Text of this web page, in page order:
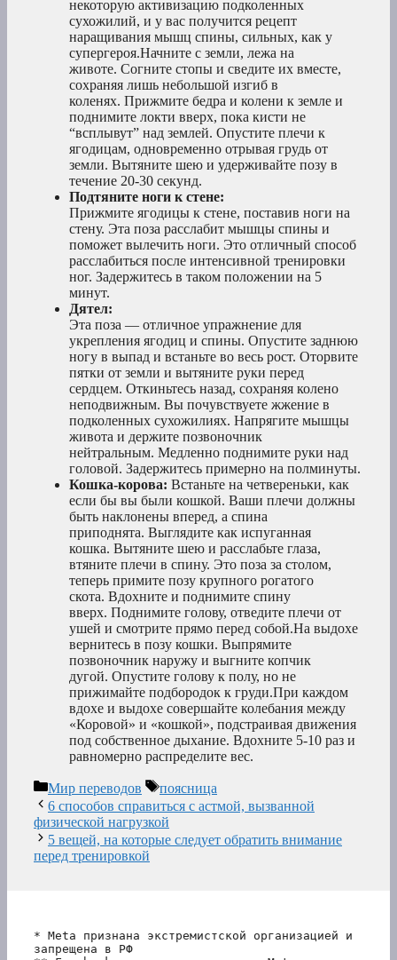
некоторую активизацию подколенных
сухожилий, и у вас получится рецепт
наращивания мышц спины, сильных, как у
супергероя.Начните с земли, лежа на
животе. Согните стопы и сведите их вместе,
сохраняя лишь небольшой изгиб в
коленях. Прижмите бедра и колени к земле и
поднимите локти вверх, пока кисти не
“всплывут” над землей. Опустите плечи к
ягодицам, одновременно отрывая грудь от
земли. Вытяните шею и удерживайте позу в
течение 20-30 секунд.
Подтяните ноги к стене:
Прижмите ягодицы к стене, поставив ноги на
стену. Эта поза расслабит мышцы спины и
поможет вылечить ноги. Это отличный способ
расслабиться после интенсивной тренировки
ног. Задержитесь в таком положении на 5
минут.
Дятел:
Эта поза — отличное упражнение для
укрепления ягодиц и спины. Опустите заднюю
ногу в выпад и встаньте во весь рост. Оторвите
пятки от земли и вытяните руки перед
сердцем. Откиньтесь назад, сохраняя колено
неподвижным. Вы почувствуете жжение в
подколенных сухожилиях. Напрягите мышцы
живота и держите позвоночник
нейтральным. Медленно поднимите руки над
головой. Задержитесь примерно на полминуты.
Кошка-корова: Встаньте на четвереньки, как
если бы вы были кошкой. Ваши плечи должны
быть наклонены вперед, а спина
приподнята. Выглядите как испуганная
кошка. Вытяните шею и расслабьте глаза,
втяните плечи в спину. Это поза за столом,
теперь примите позу крупного рогатого
скота. Вдохните и поднимите спину
вверх. Поднимите голову, отведите плечи от
ушей и смотрите прямо перед собой.На выдохе
вернитесь в позу кошки. Выпрямите
позвоночник наружу и выгните копчик
дугой. Опустите голову к полу, но не
прижимайте подбородок к груди.При каждом
вдохе и выдохе совершайте колебания между
«Коровой» и «кошкой», подстраивая движения
под собственное дыхание. Вдохните 5-10 раз и
равномерно распределите вес.
Рубрики
Мир переводов Метки
поясница
6 способов справиться с астмой, вызванной
физической нагрузкой
5 вещей, на которые следует обратить внимание
перед тренировкой
* Meta признана экстремистской организацией и
запрещена в РФ